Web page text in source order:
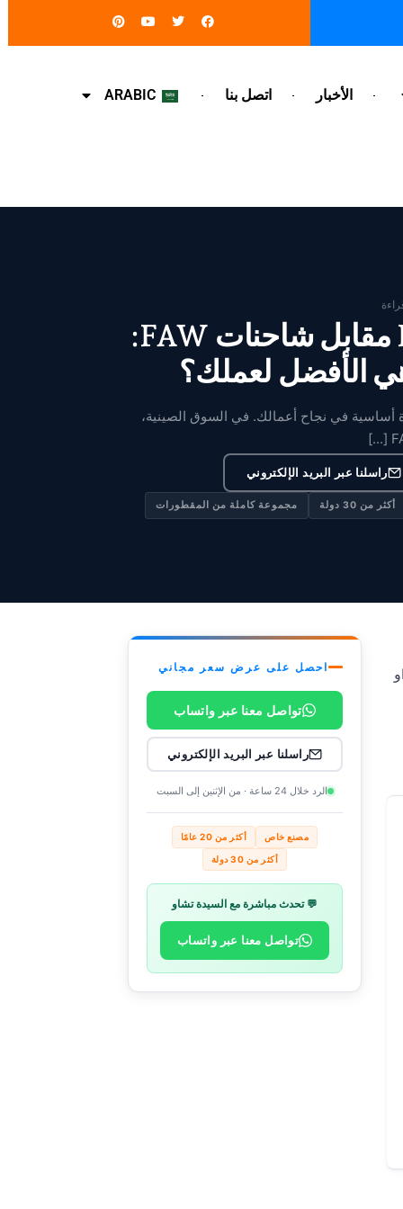
فيسبوكتويتر يوتيوببينتيريست
الأخبار اتصل بنا ARABIC
شاحنات HOWO مقابل شاحنات FAW:
الأفضل لعملك؟
أساسية في نجاح أعمالك. في السوق الصينية،
راسلنا عبر البريد الإلكتروني
أكثر من 30 دولة مجموعة كاملة من المقطورات
وFAW (جيهفانغ) من أبرز العلامات التجارية، حيث تشتهران بقوتهما وموثوقيتهما وتقنياتهما الحديثة. ستُقارن هذه المقالة احصل على عرض سعر مجاني
تواصل معنا عبر واتساب
راسلنا عبر البريد الإلكتروني
الرد خلال 24 ساعة · من الإثنين إلى السبت
مصنع خاص أكثر من 20 عامًا
أكثر من 30 دولة
💬 تحدث مباشرة مع السيدة تشاو
تواصل معنا عبر واتساب